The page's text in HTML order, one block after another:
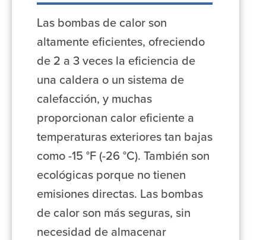
Las bombas de calor son
altamente eficientes, ofreciendo
de 2 a 3 veces la eficiencia de
una caldera o un sistema de
calefacción, y muchas
proporcionan calor eficiente a
temperaturas exteriores tan bajas
como -15 °F (-26 °C). También son
ecológicas porque no tienen
emisiones directas. Las bombas
de calor son más seguras, sin
necesidad de almacenar